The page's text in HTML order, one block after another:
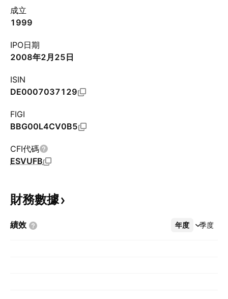
成立
1999
IPO日期
2008年2月25日
ISIN
DE0007037129
FIGI
BBG00L4CV0B5
CFI代碼
ESVUFB
財務數據
績效 年度 季度
更多